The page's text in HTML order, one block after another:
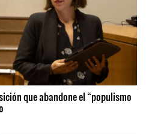
que abandone el “populismo